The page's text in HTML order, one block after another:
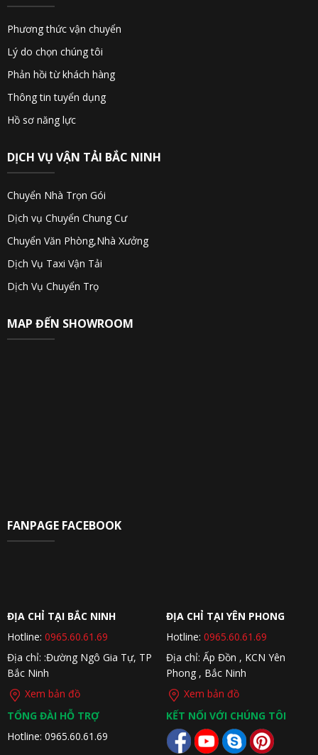
Phương thức vận chuyển
Lý do chọn chúng tôi
Phản hồi từ khách hàng
Thông tin tuyển dụng
Hồ sơ năng lực
DỊCH VỤ VẬN TẢI BẮC NINH
Chuyển Nhà Trọn Gói
Dịch vụ Chuyển Chung Cư
Chuyển Văn Phòng,Nhà Xưởng
Dịch Vụ Taxi Vận Tải
Dịch Vụ Chuyển Trọ
MAP ĐẾN SHOWROOM
FANPAGE FACEBOOK
ĐỊA CHỈ TẠI BẮC NINH
Hotline: 0965.60.61.69
Địa chỉ: :Đường Ngô Gia Tự, TP
Bắc Ninh
Xem bản đồ
ĐỊA CHỈ TẠI YÊN PHONG
Hotline: 0965.60.61.69
Địa chỉ: Ấp Đồn , KCN Yên
Phong , Bắc Ninh
Xem bản đồ
TỔNG ĐÀI HỖ TRỢ
Hotline: 0965.60.61.69
KẾT NỐI VỚI CHÚNG TÔI